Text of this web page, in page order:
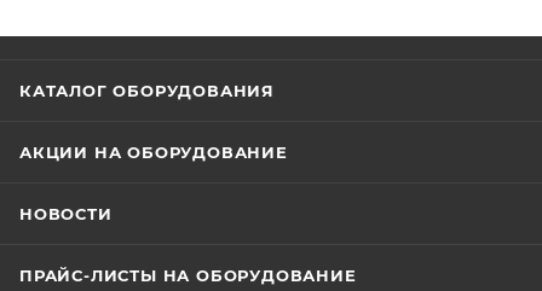
КАТАЛОГ ОБОРУДОВАНИЯ
АКЦИИ НА ОБОРУДОВАНИЕ
НОВОСТИ
ПРАЙС-ЛИСТЫ НА ОБОРУДОВАНИЕ